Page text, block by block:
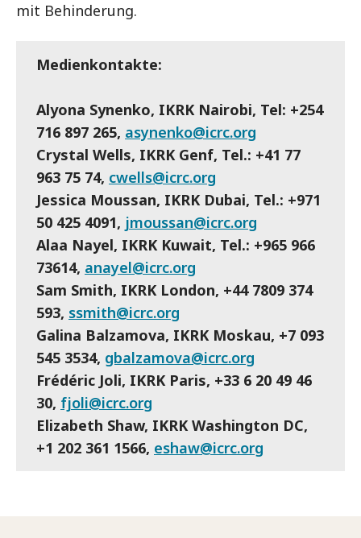
mit Behinderung.
Medienkontakte:
Alyona Synenko, IKRK Nairobi, Tel: +254
716 897 265, asynenko@icrc.org
Crystal Wells, IKRK Genf, Tel.: +41 77
963 75 74, cwells@icrc.org
Jessica Moussan, IKRK Dubai, Tel.: +971
50 425 4091, jmoussan@icrc.org
Alaa Nayel, IKRK Kuwait, Tel.: +965 966
73614, anayel@icrc.org
Sam Smith, IKRK London, +44 7809 374
593, ssmith@icrc.org
Galina Balzamova, IKRK Moskau, +7 093
545 3534, gbalzamova@icrc.org
Frédéric Joli, IKRK Paris, +33 6 20 49 46
30, fjoli@icrc.org
Elizabeth Shaw, IKRK Washington DC,
+1 202 361 1566, eshaw@icrc.org